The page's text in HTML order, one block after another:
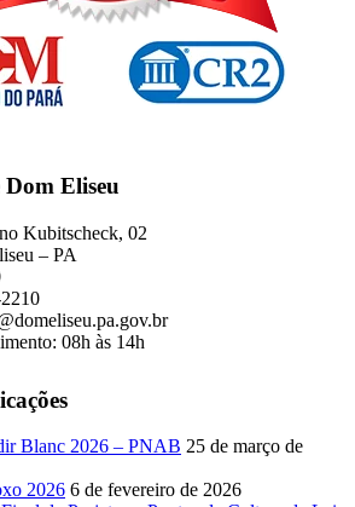
Eliseu
Kubitscheck, 02
– PA
08h às 14h
Blanc 2026 – PNAB 25 de março de
2026 6 de fevereiro de 2026